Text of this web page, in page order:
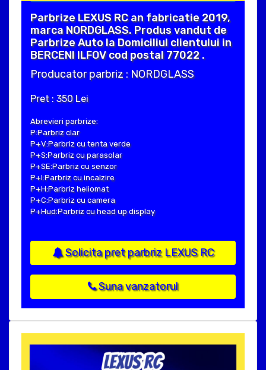
Parbrize LEXUS RC an fabricatie 2019,
marca NORDGLASS. Produs vandut de
Parbrize Auto la Domiciliul clientului in
BERCENI ILFOV cod postal 77022 .
Producator parbriz : NORDGLASS
Pret : 350 Lei
Abrevieri parbrize:
P:Parbriz clar
P+V:Parbriz cu tenta verde
P+S:Parbriz cu parasolar
P+SE:Parbriz cu senzor
P+I:Parbriz cu incalzire
P+H:Parbriz heliomat
P+C:Parbriz cu camera
P+Hud:Parbriz cu head up display
Solicita pret parbriz LEXUS RC
Suna vanzatorul